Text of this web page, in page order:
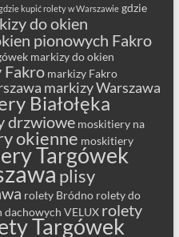
kupić rolety w Warszawie gdzie
do okien
pionowych Fakro
markizy do okien
Fakro markizy Fakro
markizy Warszawa
Białołęka
drzwiowe moskitiery na
okienne moskitiery
Targówek
plisy
rolety Bródno rolety do
dachowych VELUX rolety
Targówek